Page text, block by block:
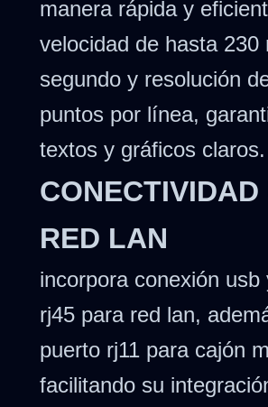
manera rápida y
velocidad de hasta 230
segundo y resolución
puntos por línea,
textos y gráficos claros.
CONECTIVIDAD
RED LAN
incorpora conexión usb
rj45 para red lan,
puerto rj11 para cajón
facilitando su